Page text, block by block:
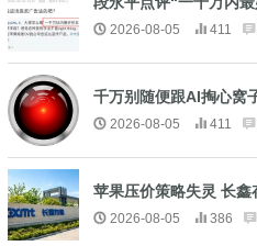
2026-08-05 411
千万别随便跟AI掏心窝
2026-08-05 411
苹果压价策略失灵 长鑫
2026-08-05 386